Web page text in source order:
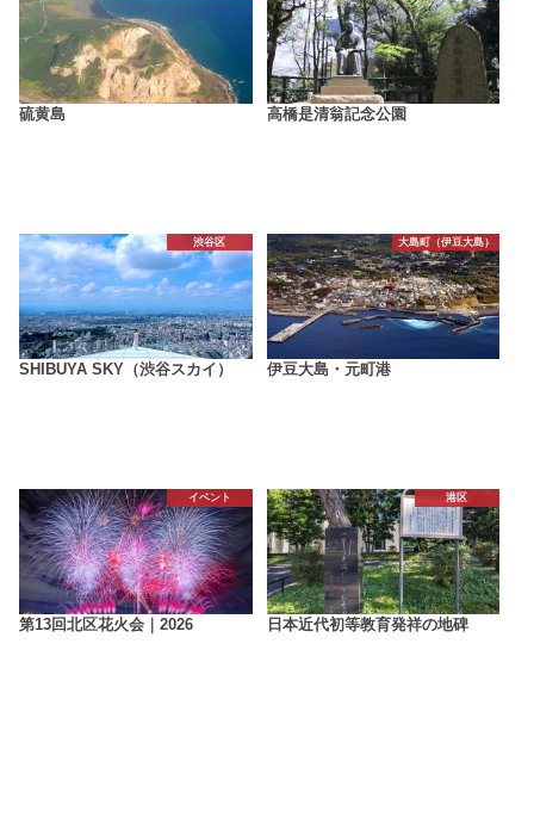
硫黄島 高橋是清翁記念公園
渋谷区
SHIBUYA SKY（渋谷スカイ）
大島町（伊豆大島）
伊豆大島・元町港
イベント
第13回北区花火会｜2026
港区
日本近代初等教育発祥の地碑